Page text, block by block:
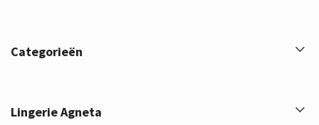
Categorieën
Lingerie Agneta